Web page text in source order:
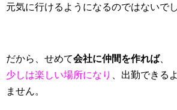
元気に行けるようになるのではないで
だから、せめて会社に仲間を作れば、
少しは楽しい場所になり
、出勤できる
ません。